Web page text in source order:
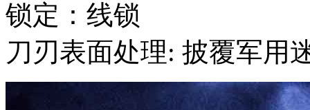
锁定：线锁
刀刃表面处理: 披覆军用